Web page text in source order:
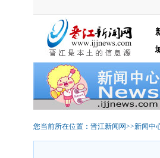
您当前所在位置： 晋江新闻网>>新闻中